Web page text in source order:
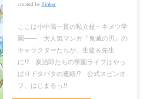
created by Rinker
ここは小中高一貫の私立校・キメツ学
園―― 大人気マンガ『鬼滅の刃』の
キャラクターたちが、生徒＆先生
に!? 炭治郎たちの学園ライフはやっ
ぱりドタバタの連続!? 公式スピンオ
フ、はじまるっ!!